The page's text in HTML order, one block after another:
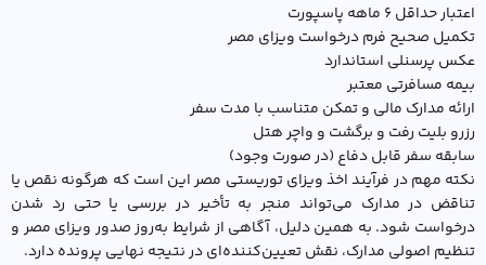
اعتبار حداقل ۶ ماهه پاسپورت
تکمیل صحیح فرم درخواست ویزای مصر
عکس پرسنلی استاندارد
بیمه مسافرتی معتبر
ارائه مدارک مالی و تمکن متناسب با مدت سفر
رزرو بلیت رفت و برگشت و واچر هتل
سابقه سفر قابل دفاع (در صورت وجود)
نکته مهم در فرآیند اخذ ویزای توریستی مصر این است که هرگونه نقص یا
تناقض در مدارک می‌تواند منجر به تأخیر در بررسی یا حتی رد شدن
درخواست شود. به همین دلیل، آگاهی از شرایط به‌روز صدور ویزای مصر و
تنظیم اصولی مدارک، نقش تعیین‌کننده‌ای در نتیجه نهایی پرونده دارد.